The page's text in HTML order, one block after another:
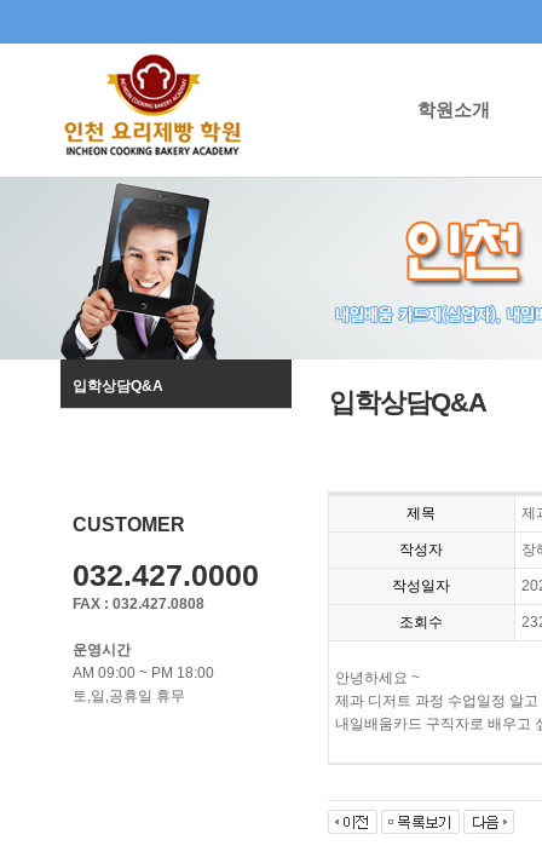
학원소개
입학상담Q&A
CUSTOMER
032.427.0000
FAX : 032.427.0808
운영시간
AM 09:00 ~ PM 18:00
토,일,공휴일 휴무
입학상담Q&A
제목 제
작성자 장
작성일자
조회수
안녕하세요 ~
제과 디저트 과정 수업일정 알
내일배움카드 구직자로 배우고